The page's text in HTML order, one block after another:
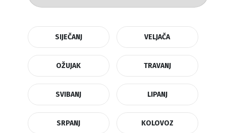
SIJEČANJ VELJAČA
OŽUJAK TRAVANJ
SVIBANJ LIPANJ
SRPANJ KOLOVOZ